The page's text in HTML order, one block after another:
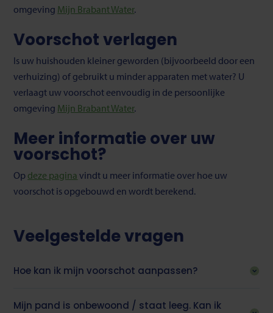
omgeving Mijn Brabant Water.
Voorschot verlagen
Is uw huishouden kleiner geworden (bijvoorbeeld door een
verhuizing) of gebruikt u minder apparaten met water? U
verlaagt uw voorschot eenvoudig in de persoonlijke
omgeving Mijn Brabant Water.
Meer informatie over uw
voorschot?
Op deze pagina vindt u meer informatie over hoe uw
voorschot is opgebouwd en wordt berekend.
Veelgestelde vragen
Hoe kan ik mijn voorschot aanpassen?
Mijn pand is onbewoond / staat leeg. Kan ik